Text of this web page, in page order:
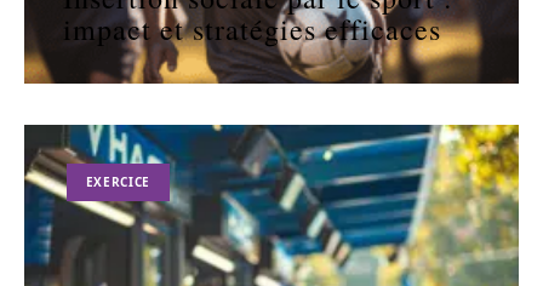
impact et stratégies efficaces
EXERCICE